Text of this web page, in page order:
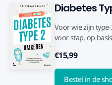
Diabetes
Voor wie zijn
voor stap, op
€15,99
Bestel in de